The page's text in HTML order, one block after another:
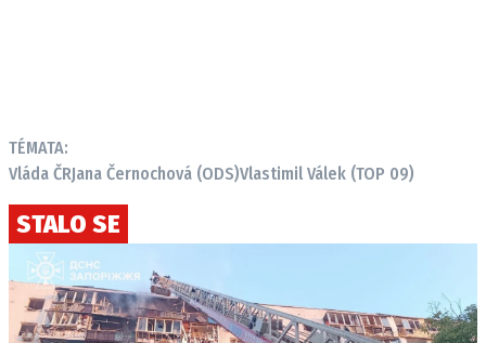
TÉMATA:
Vláda ČRJana Černochová (ODS)Vlastimil Válek (TOP 09)
STALO SE